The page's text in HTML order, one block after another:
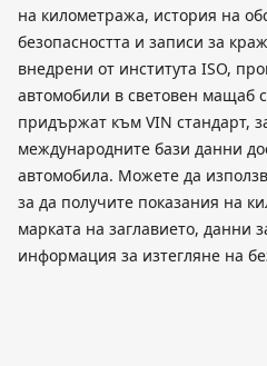
на километража, история на
безопасността и записи за
внедрени от института ISO,
автомобили в световен мащаб
придържат към VIN стандарт,
международните бази данни
автомобила. Можете да
за да получите показания на
марката на заглавието, данни
информация за изтегляне на